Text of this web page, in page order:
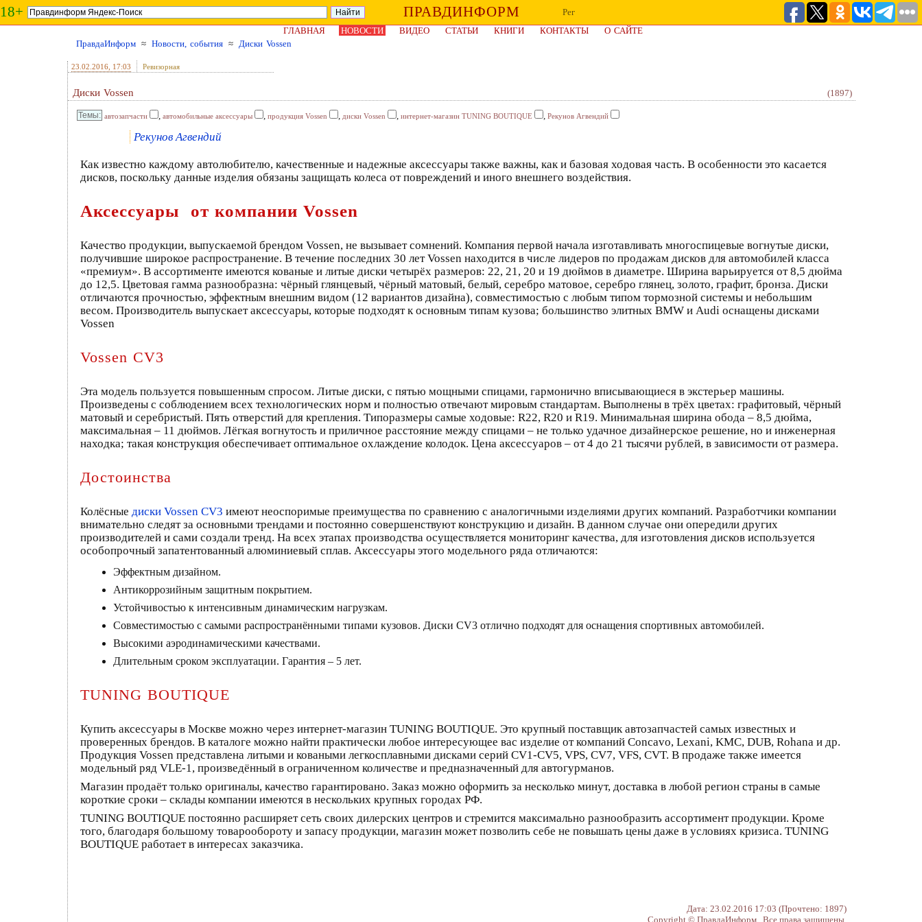
18+ ПРАВДИНФОРМ
Рег
ГЛАВНАЯ
НОВОСТИ ВИДЕО СТАТЬИ КНИГИ КОНТАКТЫ
О САЙТЕ
ПравдаИнформ ≈ Новости, события ≈ Диски Vossen
23.02.2016 , 17:03 Ревизорная
Диски Vossen (1897)
автозапчасти , автомобильные аксессуары , продукция Vossen , диски Vossen , интернет-магазин TUNING BOUTIQUE , Рекунов Агвендий
Рекунов Агвендий
Как известно каждому автолюбителю, качественные и надежные аксессуары также важны, как и базовая ходовая часть. В особенности это касается
дисков, поскольку данные изделия обязаны защищать колеса от повреждений и иного внешнего воздействия.
Аксессуары от компании Vossen
Качество продукции, выпускаемой брендом Vossen, не вызывает сомнений. Компания первой начала изготавливать многоспицевые вогнутые диски,
получившие широкое распространение. В течение последних 30 лет Vossen находится в числе лидеров по продажам дисков для автомобилей класса
«премиум». В ассортименте имеются кованые и литые диски четырёх размеров: 22, 21, 20 и 19 дюймов в диаметре. Ширина варьируется от 8,5 дюйма
до 12,5. Цветовая гамма разнообразна: чёрный глянцевый, чёрный матовый, белый, серебро матовое, серебро глянец, золото, графит, бронза. Диски
отличаются прочностью, эффектным внешним видом (12 вариантов дизайна), совместимостью с любым типом тормозной системы и небольшим
весом. Производитель выпускает аксессуары, которые подходят к основным типам кузова; большинство элитных BMW и Audi оснащены дисками
Vossen
Vossen CV3
Эта модель пользуется повышенным спросом. Литые диски, с пятью мощными спицами, гармонично вписывающиеся в экстерьер машины.
Произведены с соблюдением всех технологических норм и полностью отвечают мировым стандартам. Выполнены в трёх цветах: графитовый, чёрный
матовый и серебристый. Пять отверстий для крепления. Типоразмеры самые ходовые: R22, R20 и R19. Минимальная ширина обода – 8,5 дюйма,
максимальная – 11 дюймов. Лёгкая вогнутость и приличное расстояние между спицами – не только удачное дизайнерское решение, но и инженерная
находка; такая конструкция обеспечивает оптимальное охлаждение колодок. Цена аксессуаров – от 4 до 21 тысячи рублей, в зависимости от размера.
Достоинства
Колёсные диски Vossen CV3 имеют неоспоримые преимущества по сравнению с аналогичными изделиями других компаний. Разработчики компании
внимательно следят за основными трендами и постоянно совершенствуют конструкцию и дизайн. В данном случае они опередили других
производителей и сами создали тренд. На всех этапах производства осуществляется мониторинг качества, для изготовления дисков используется
особопрочный запатентованный алюминиевый сплав. Аксессуары этого модельного ряда отличаются:
Эффектным дизайном.
Антикоррозийным защитным покрытием.
Устойчивостью к интенсивным динамическим нагрузкам.
Совместимостью с самыми распространёнными типами кузовов. Диски CV3 отлично подходят для оснащения спортивных автомобилей.
Высокими аэродинамическими качествами.
Длительным сроком эксплуатации. Гарантия – 5 лет.
TUNING BOUTIQUE
Купить аксессуары в Москве можно через интернет-магазин TUNING BOUTIQUE. Это крупный поставщик автозапчастей самых известных и
проверенных брендов. В каталоге можно найти практически любое интересующее вас изделие от компаний Concavo, Lexani, KMC, DUB, Rohana и др.
Продукция Vossen представлена литыми и коваными легкосплавными дисками серий CV1-CV5, VPS, CV7, VFS, CVT. В продаже также имеется
модельный ряд VLE-1, произведённый в ограниченном количестве и предназначенный для автогурманов.
Магазин продаёт только оригиналы, качество гарантировано. Заказ можно оформить за несколько минут, доставка в любой регион страны в самые
короткие сроки – склады компании имеются в нескольких крупных городах РФ.
TUNING BOUTIQUE постоянно расширяет сеть своих дилерских центров и стремится максимально разнообразить ассортимент продукции. Кроме
того, благодаря большому товарообороту и запасу продукции, магазин может позволить себе не повышать цены даже в условиях кризиса. TUNING
BOUTIQUE работает в интересах заказчика.
Дата: 23.02.2016 17:03 (Прочтено: 1897)
Copyright © ПравдаИнформ Все права защищены.